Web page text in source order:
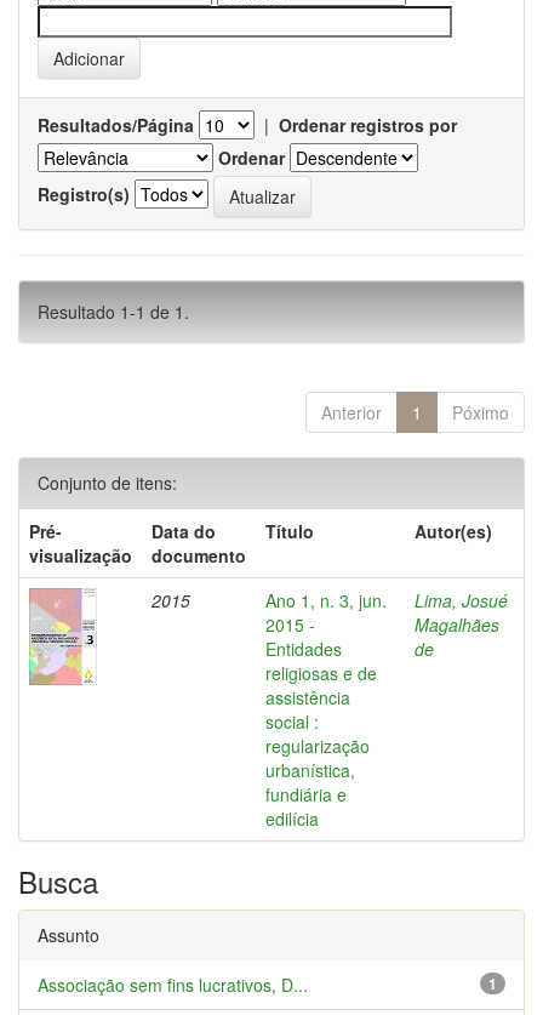
Resultados/Página | Ordenar registros por
Ordenar
Registro(s)
Resultado 1-1 de 1.
Anterior 1 Póximo
Conjunto de itens:
Pré-
visualização
Data do
documento
Título Autor(es)
2015
Ano 1, n. 3, jun.
2015 -
Entidades
religiosas e de
assistência
social :
regularização
urbanística,
fundiária e
edilícia
Lima, Josué
Magalhães
de
Busca
Assunto
1
Associação sem fins lucrativos, D...